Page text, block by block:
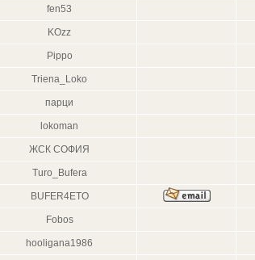
fen53
KOzz
Pippo
Triena_Loko
парци
lokoman
ЖСК СОФИЯ
Turo_Bufera
BUFER4ETO
Fobos
hooligana1986